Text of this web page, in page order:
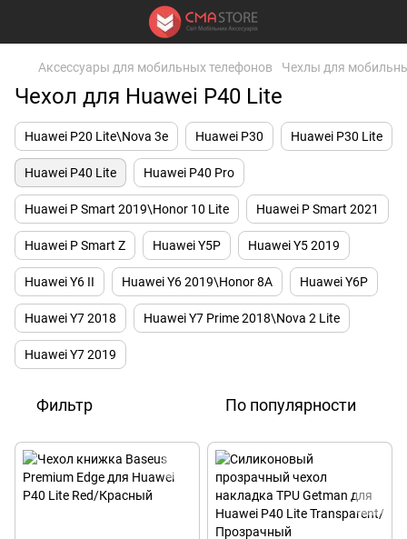
Аксессуары для мобильных телефонов Чехлы для
Чехол для Huawei P40 Lite
Huawei P20 Lite\Nova 3e Huawei P30 Huawei P30 Lite
Huawei P40 Lite Huawei P40 Pro
Huawei P Smart 2019\Honor 10 Lite Huawei P Smart 2021
Huawei P Smart Z Huawei Y5P Huawei Y5 2019
Huawei Y6 II Huawei Y6 2019\Honor 8A Huawei Y6P
Huawei Y7 2018 Huawei Y7 Prime 2018\Nova 2 Lite
Huawei Y7 2019
Фильтр По популярности